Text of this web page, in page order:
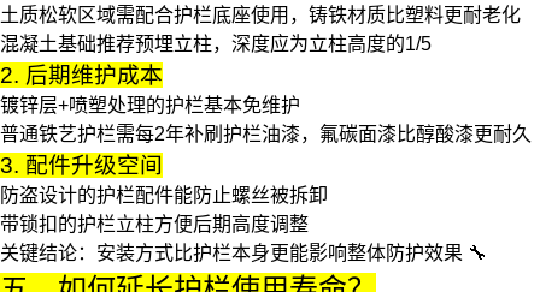
土质松软区域需配合护栏底座使用，铸铁材质比塑料更耐老化
混凝土基础推荐预埋立柱，深度应为立柱高度的1/5
2. 后期维护成本
镀锌层+喷塑处理的护栏基本免维护
普通铁艺护栏需每2年补刷 护栏油漆，氟碳面漆比醇酸漆更耐久
3. 配件升级空间
防盗设计的护栏配件能防止螺丝被拆卸
带锁扣的护栏立柱方便后期高度调整
关键结论：安装方式比护栏本身更能影响整体防护效果 🔧